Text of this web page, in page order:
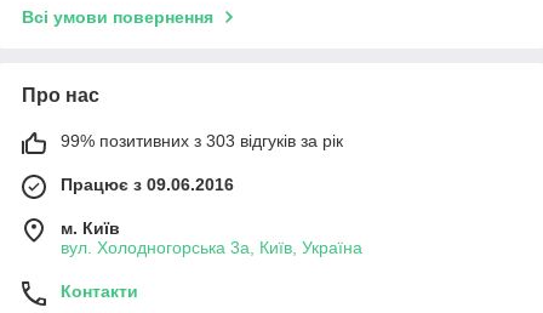
Всі умови повернення
Про нас
99% позитивних з 303 відгуків за рік
Працює з 09.06.2016
м. Київ
вул. Холодногорська 3а, Київ, Україна
Контакти